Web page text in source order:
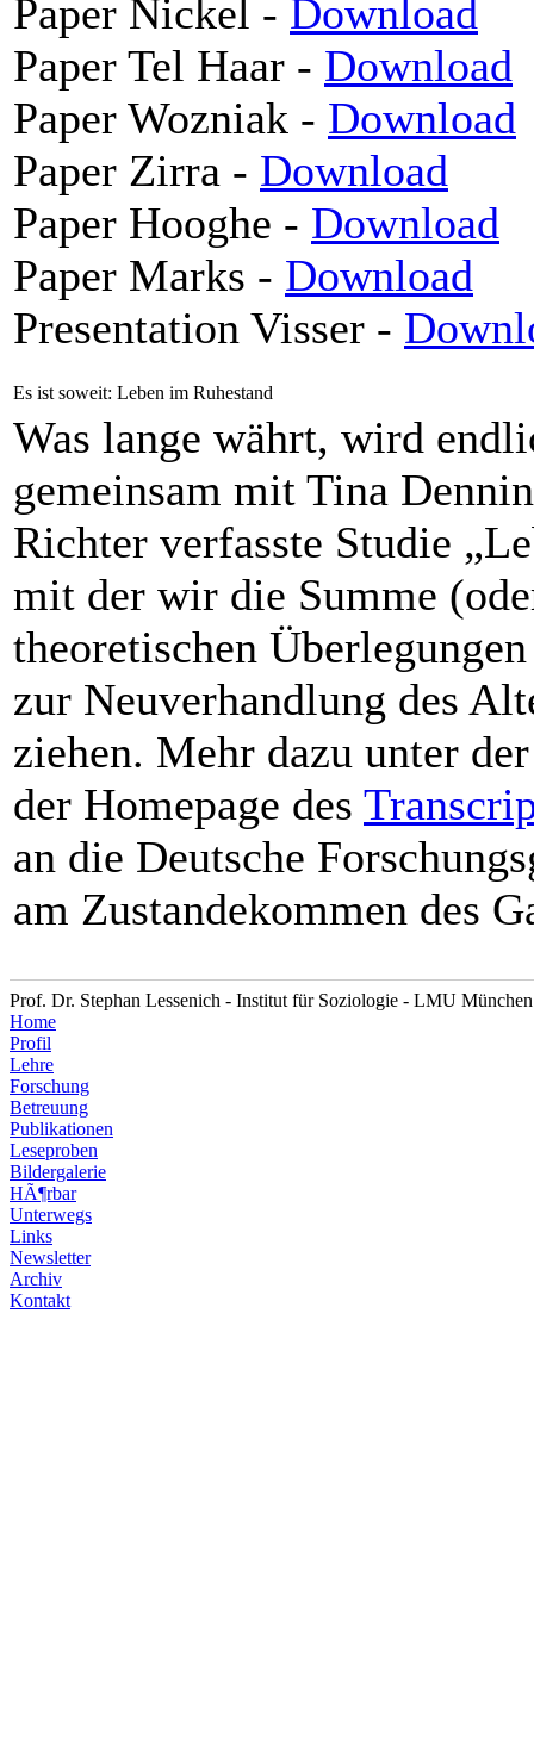
Paper Nickel - Download
Paper Tel Haar - Download
Paper Wozniak - Download
Paper Zirra - Download
Paper Hooghe - Download
Paper Marks - Download
Presentation Visser -
Es ist soweit: Leben im Ruhestand
Was lange währt, wird
gemeinsam mit Tina
Richter verfasste Studie
mit der wir die Summe
theoretischen
zur Neuverhandlung des
ziehen. Mehr dazu unter
der Homepage des
an die Deutsche
am Zustandekommen des
Prof. Dr. Stephan Lessenich - Institut für Soziologie - LMU
Home
Profil
Lehre
Forschung
Betreuung
Publikationen
Leseproben
Bildergalerie
HÃ¶rbar
Unterwegs
Links
Newsletter
Archiv
Kontakt